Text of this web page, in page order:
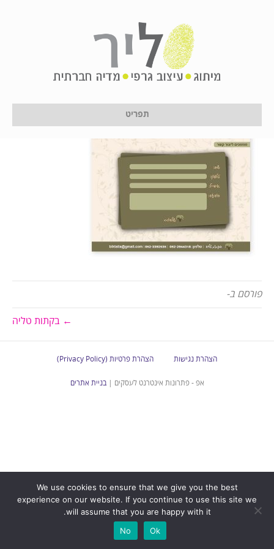
תפריט
tab1bik
11 בינואר 2017
פורסם ב-
← בקתות טליה
הצהרת נגישות הצהרת פרטיות (Privacy Policy)
אפ - פתרונות אינטרנט לעסקים |בניית אתרים
We use cookies to ensure that we give you the best
experience on our website. If you continue to use this site we
will assume that you are happy with it.
Ok
No